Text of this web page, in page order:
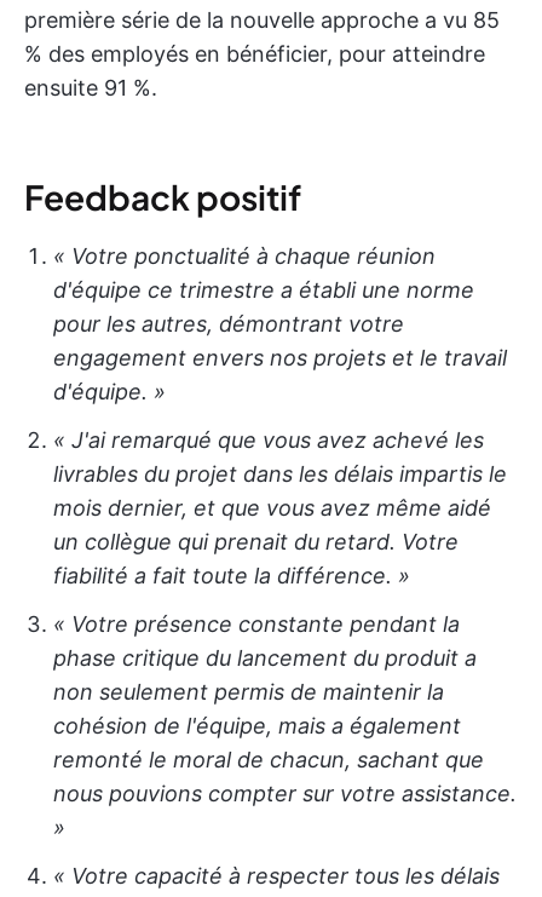
première série de la nouvelle approche a vu 85
% des employés en bénéficier, pour atteindre
ensuite 91 %.
Feedback positif
« Votre ponctualité à chaque réunion
d'équipe ce trimestre a établi une norme
pour les autres, démontrant votre
engagement envers nos projets et le travail
d'équipe. »
« J'ai remarqué que vous avez achevé les
livrables du projet dans les délais impartis le
mois dernier, et que vous avez même aidé
un collègue qui prenait du retard. Votre
fiabilité a fait toute la différence. »
« Votre présence constante pendant la
phase critique du lancement du produit a
non seulement permis de maintenir la
cohésion de l'équipe, mais a également
remonté le moral de chacun, sachant que
nous pouvions compter sur votre assistance.
»
« Votre capacité à respecter tous les délais